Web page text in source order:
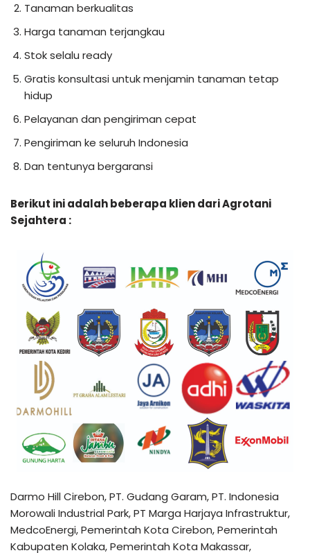
Tanaman berkualitas
Harga tanaman terjangkau
Stok selalu ready
Gratis konsultasi untuk menjamin tanaman tetap
hidup
Pelayanan dan pengiriman cepat
Pengiriman ke seluruh Indonesia
Dan tentunya bergaransi
Berikut ini adalah beberapa klien dari Agrotani
Sejahtera :
Darmo Hill Cirebon, PT. Gudang Garam, PT. Indonesia
Morowali Industrial Park, PT Marga Harjaya Infrastruktur,
MedcoEnergi, Pemerintah Kota Cirebon, Pemerintah
Kabupaten Kolaka, Pemerintah Kota Makassar,